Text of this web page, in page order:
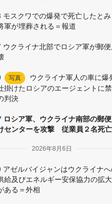
モスクワでの爆発で死亡したとみ
軍が埋葬される＝報道
ウクライナ北部でロシア軍が郵便
写真
ウクライナ軍人の車に爆
掛けたロシアのエージェントに
判決
ロシア軍、ウクライナ南部の郵
センターを攻撃 従業員２名死亡
2026年8月6日
アゼルバイジャンはウクライナ
給及びエネルギー安保協力の拡
ある＝外相